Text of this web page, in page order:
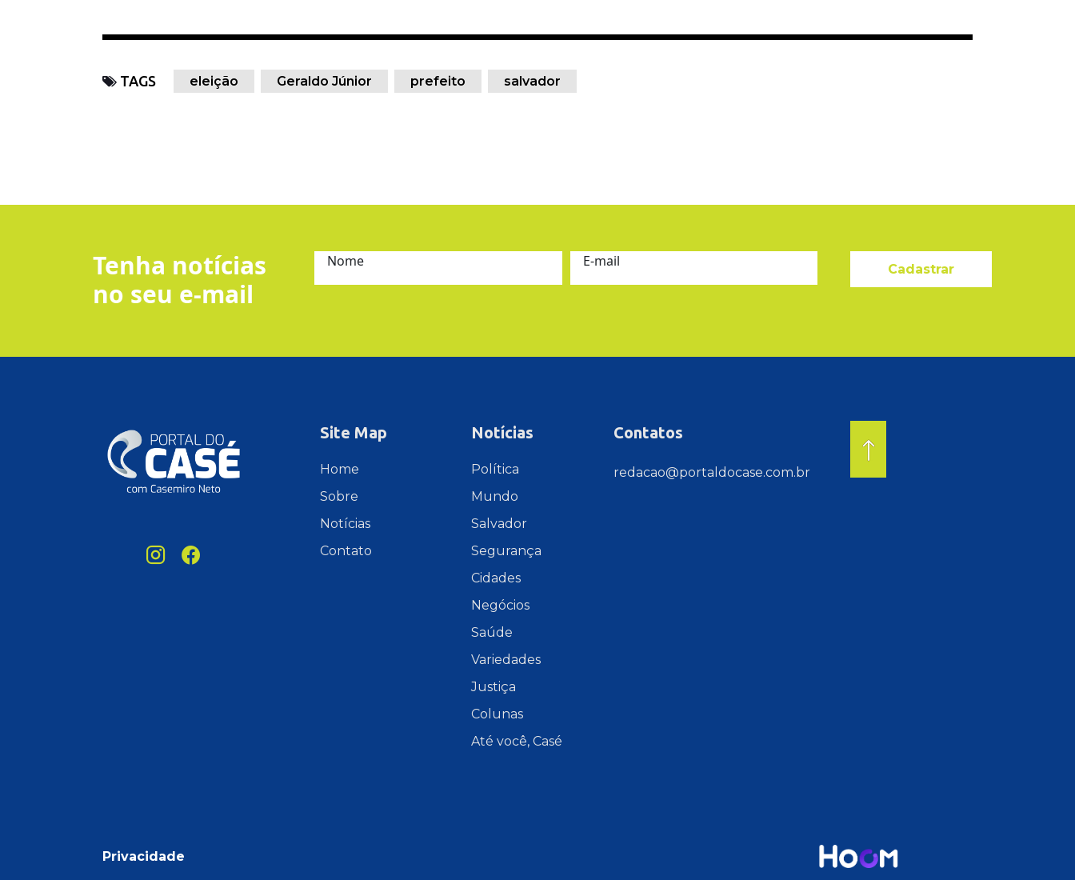
TAGS eleição Geraldo Júnior prefeito salvador
Tenha notícias
no seu e-mail
Nome E-mail Cadastrar
Site Map
Home
Sobre
Notícias
Contato
Notícias
Política
Mundo
Salvador
Segurança
Cidades
Negócios
Saúde
Variedades
Justiça
Colunas
Até você, Casé
Contatos
redacao@portaldocase.com.br
Privacidade